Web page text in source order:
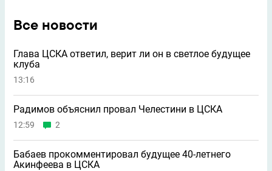
Все новости
Глава ЦСКА ответил, верит ли он в светлое будущее
клуба
13:16
Радимов объяснил провал Челестини в ЦСКА
12:59 2
Бабаев прокомментировал будущее 40-летнего
Акинфеева в ЦСКА